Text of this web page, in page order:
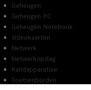
Geheugen
Geheugen PC
Geheugen Notebook
Videokaarten
Netwerk
Netwerkopslag
Randapparatuur
Toetsenborden